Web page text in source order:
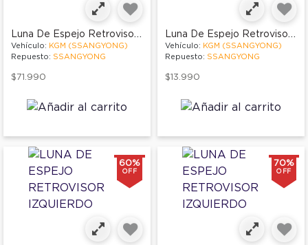
Luna De Espejo Retrovisor Izquierdo
Vehículo: KGM (SSANGYONG)
Repuesto: SSANGYONG
$71.990
Luna De Espejo Retrovisor Izquierdo
Vehículo: KGM (SSANGYONG)
Repuesto: SSANGYONG
$13.990
60%
OFF
70%
OFF